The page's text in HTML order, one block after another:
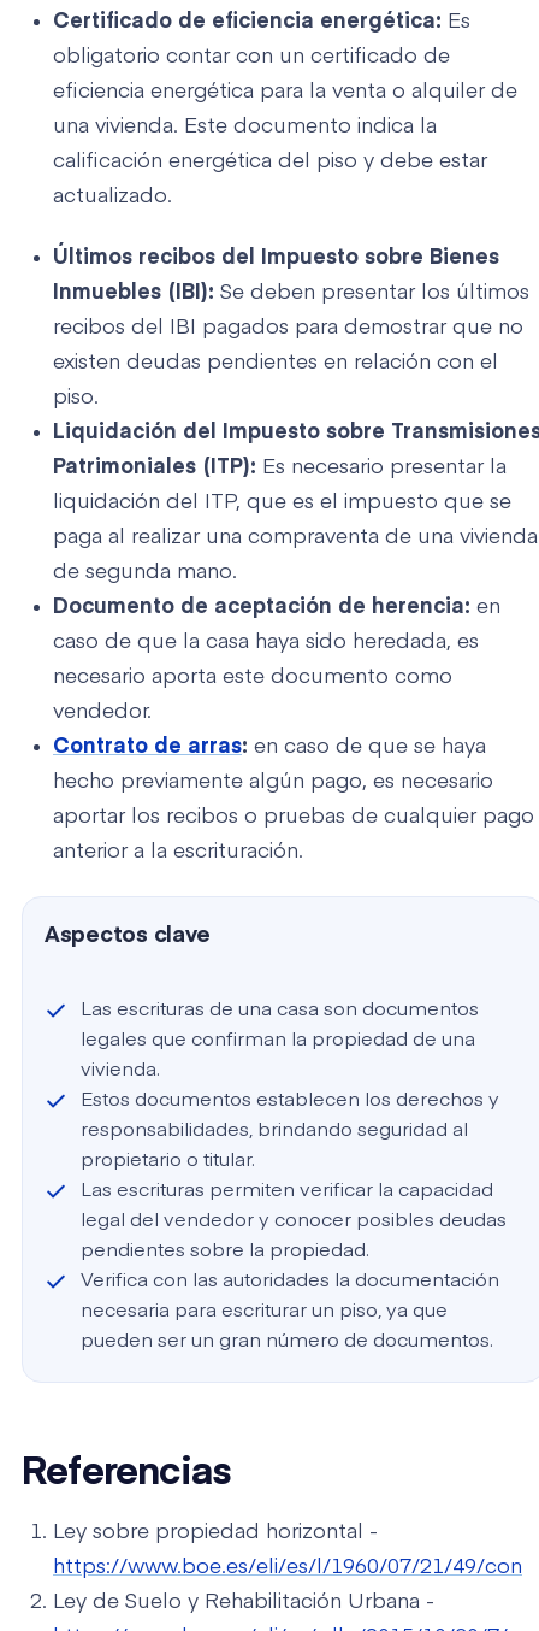
Certificado de eficiencia energética: Es
obligatorio contar con un certificado de
eficiencia energética para la venta o alquiler de
una vivienda. Este documento indica la
calificación energética del piso y debe estar
actualizado.
Últimos recibos del Impuesto sobre Bienes
Inmuebles (IBI): Se deben presentar los últimos
recibos del IBI pagados para demostrar que no
existen deudas pendientes en relación con el
piso.
Liquidación del Impuesto sobre
Patrimoniales (ITP): Es necesario presentar la
liquidación del ITP, que es el impuesto que se
paga al realizar una compraventa de una vivienda
de segunda mano.
Documento de aceptación de herencia: en
caso de que la casa haya sido heredada, es
necesario aporta este documento como
vendedor.
Contrato de arras: en caso de que se haya
hecho previamente algún pago, es necesario
aportar los recibos o pruebas de cualquier pago
anterior a la escrituración.
Aspectos clave
Las escrituras de una casa son documentos
legales que confirman la propiedad de una
vivienda.
Estos documentos establecen los derechos y
responsabilidades, brindando seguridad al
propietario o titular.
Las escrituras permiten verificar la capacidad
legal del vendedor y conocer posibles deudas
pendientes sobre la propiedad.
Verifica con las autoridades la documentación
necesaria para escriturar un piso, ya que
pueden ser un gran número de documentos.
Referencias
Ley sobre propiedad horizontal -
https://www.boe.es/eli/es/l/1960/07/21/49/con
Ley de Suelo y Rehabilitación Urbana -